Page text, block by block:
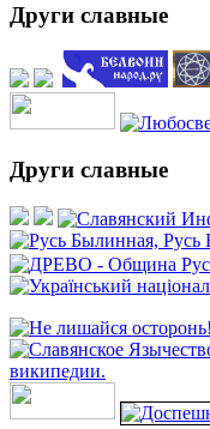
Други славные
Други славные